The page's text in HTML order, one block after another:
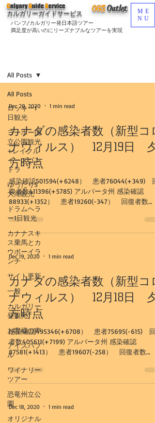
CGSOutlet
バンフ/カルガリー発日本語ツアー
満足度が高いのにリーズナブルなツアーを実現
CalgaryGuideService
カルガリーガイドサービス
ME
NU
All Posts
ロッキー1
日観光
ヨーホー国
立公園観光
+レイクル
イーズゴン
ドラ
ゆったり5
大湖観光
ドラムヘラ
ー1日観光
カナナスキ
ス乗馬とカ
ウボーイラ
ンチ
サイト更新
一般
カルガリー
発観光
お客様の声
アイスバブ
ル
ワイナリー
ツアー
恐竜州立公
園
オリジナル
All Posts
Dec 20, 2020 1 min read
カナダの感染者数（新型コ
ナウィルス） 12月19日 夕
方時点
感染確認501594(+6248） 患者76044(+349) 回
復者数411396(+5785) アルバータ州 感染確認
88933(+1352） 患者19260(-347） 回復者数
68832(+1673) カルガリー市...
Dec 19, 2020 1 min read
カナダの感染者数（新型コ
ナウィルス） 12月18日 夕
方時点
感染確認495346(+6708） 患者75695(-615) 回
者数405611(+7199) アルバータ州 感染確認
87581(+1413） 患者19607(-258） 回復者数
Dec 18, 2020 1 min read